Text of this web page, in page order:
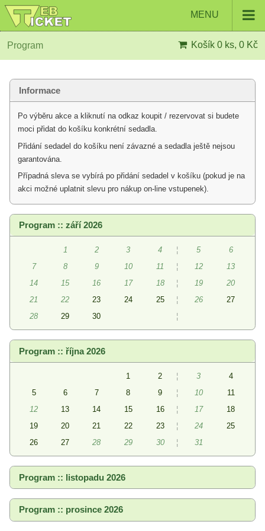
MENU
Program Košík 0 ks, 0 Kč
Informace
Po výběru akce a kliknutí na odkaz koupit / rezervovat si budete
moci přidat do košíku konkrétní sedadla.
Přidání sedadel do košíku není závazné a sedadla ještě nejsou
garantována.
Případná sleva se vybírá po přidání sedadel v košíku (pokud je na
akci možné uplatnit slevu pro nákup on-line vstupenek).
Program :: září 2026
1 2 3 4 ¦ 5
6
7
8 9 10 11 ¦ 12
13
14
15 16 17 18 ¦ 19
20
21
22 23 24 25 ¦ 26
27
28
29 30 ¦
Program :: října 2026
1 2 ¦ 3
4
5
6 7 8 9 ¦ 10
11
12
13 14 15 16 ¦ 17
18
19
20 21 22 23 ¦ 24
25
26
27 28 29 30 ¦ 31
Program :: listopadu 2026
Program :: prosince 2026